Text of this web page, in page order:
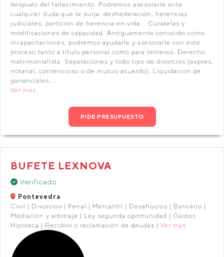
después del fallecimiento. Podremos asesorarle ante
cualquier duda que le surja: deshederación, herencias
judiciales, partición de herencia en vida... Curatelas y
modificaciones de capacidad. Antiguamente conocido como
incapacitaciones, podremos ayudarle y asesorarle con este
proceso tanto a título personal como para terceros. Derecho
matrimonialista. Separaciones y todo tipo de divorcios (exprés,
notarial, contencioso o de mutuo acuerdo). Liquidación de
gananciales,...
Ver más
PIDE PRESUPUESTO
BUFETE LEXNOVA
Verificado
Pontevedra
Civil | Divorcios | Penal | Mercantil | Desahucios | Bancario |
Mediación y arbitraje | Ley segunda oportunidad | Gastos
Hipoteca | Recobro o reclamación de deudas | Ver más